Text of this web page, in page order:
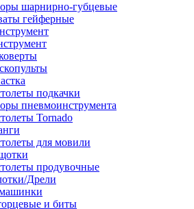
шарнирно-губцевые
гейферные
подкачки
пневмоинструмента
Tornado
для мовили
продувочные
Дрели
и биты